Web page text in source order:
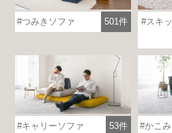
つみきソファ 501件
スキ
キャリーソファ 53件 かこ